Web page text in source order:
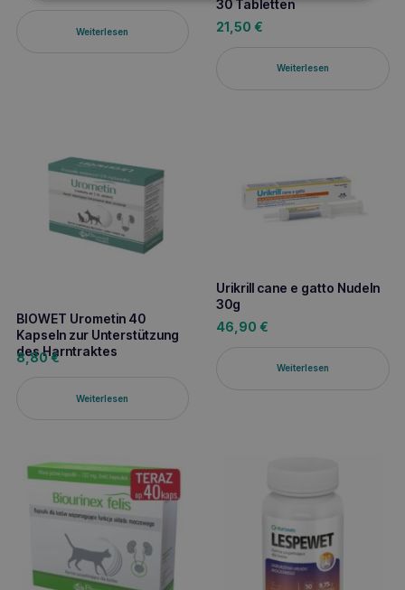
Weiterlesen
30 Tabletten
21,50 €
Weiterlesen
BIOWET Urometin 40
Kapseln zur Unterstützung
des Harntraktes
8,80€
Weiterlesen
Urikrill cane e gatto Nudeln
30g
46,90 €
Weiterlesen